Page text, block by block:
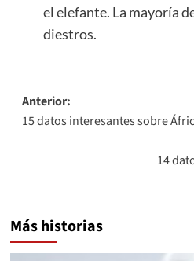
el elefante. La mayoría
diestros.
Navegación
de
Anterior:
15 datos interesantes sobre
14
Más historias